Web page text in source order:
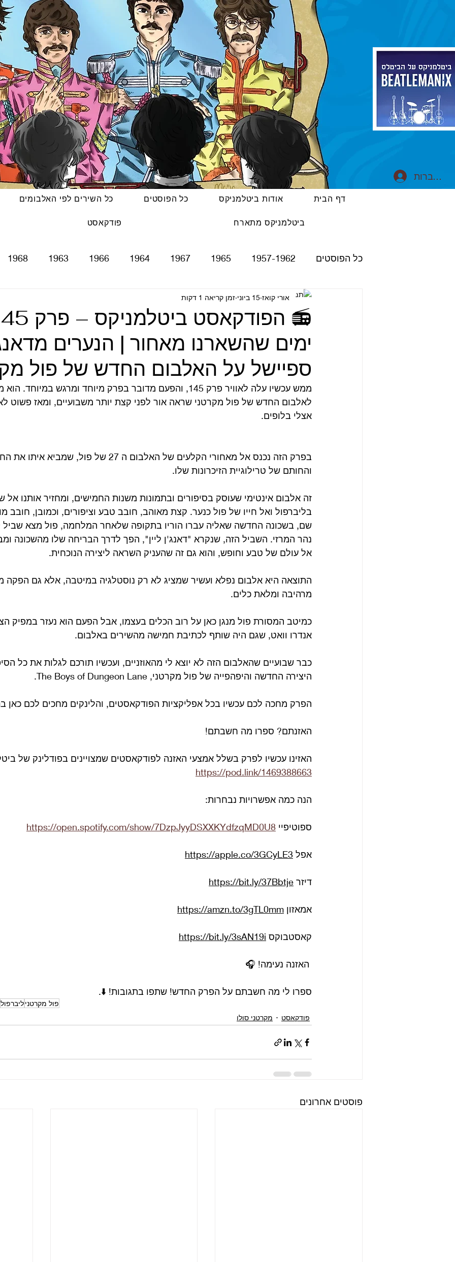
דף הבית אודות ביטלמניקס כל הפוסטים כל השירים לפי האלבומים
ביטלמניקס מתארח פודקאסט
כל הפוסטים 1957-1962
1965
1967
1964
1966
1963
1968
Please Please Me
With The Beatles
Rubber Soul
Revolver
Sgt. Pepper's Lonely Hearts Club Ba
Tour
The Beatles - White Album
Yellow Submarine
Abbey Road
Let It Be
קאברים
ימים שהשארנו מאחור | הנערים
ספיישל על האלבום החדש של פול
אורי קואז 15 ביוני זמן קריאה 1 דקות
ממש עכשיו עלה לאוויר פרק 145, והפעם מדובר בפרק מיוחד ומרגש במיוחד.
לאלבום החדש של פול מקרטני שראה אור לפני קצת יותר משבועיים, ומאז פשוט
אצלי בלופים.
בפרק הזה נכנס אל מאחורי הקלעים של האלבום ה 27 של פול,
והחותם של טרילוגיית הזיכרונות שלו.
זה אלבום אינטימי שעוסק בסיפורים ובתמונות משנות החמישים, ומחזיר אותנו אל
בליברפול ואל חייו של פול כנער. קצת מאוהב, חובב טבע וציפורים, וכמובן, חובב
שם, בשכונה החדשה שאליה עברו הוריו בתקופה שלאחר המלחמה, פול מצא שביל
נהר המרזי. השביל הזה, שנקרא "דאנג'ן ליין", הפך לדרך הבריחה שלו מהשכונה
אל עולם של טבע וחופש, והוא גם זה שהעניק השראה ליצירה הנוכחית.
התוצאה היא אלבום נפלא ועשיר שמציג לא רק נוסטלגיה במיטבה, אלא גם הפקה
מרהיבה ומלאת כלים.
כמיטב המסורת פול מנגן כאן על רוב הכלים בעצמו, אבל הפעם הוא נעזר במפיק
אנדרו וואט, שגם היה שותף לכתיבת חמישה מהשירים באלבום.
כבר שבועיים שהאלבום הזה לא יוצא לי מהאוזניים, ועכשיו תורכם לגלות את כל
היצירה החדשה והיפהפייה של פול מקרטני, The Boys of Dungeon Lane.
הפרק מחכה לכם עכשיו בכל אפליקציות הפודקאסטים, והלינקים מחכים לכם כאן
האזנתם? ספרו מה חשבתם!
האזינו עכשיו לפרק בשלל אמצעי האזנה לפודקאסטים שמצויינים בפודלינק של
https://pod.link/1469388663
הנה כמה אפשרויות נבחרות:
ספוטיפיי https://open.spotify.com/show/7DzpJyyDSXXKYdfzqMD0U8
אפל https://apple.co/3GCyLE3
דיזר https://bit.ly/37Bbtje
אמאזון https://amzn.to/3gTL0mm
קאסטבוקס https://bit.ly/3sAN19i
האזנה נעימה! 🎧
ספרו לי מה חשבתם על הפרק החדש! שתפו בתגובות! ⬇️.
פול מקרטניליברפול
פודקאסט
מקרטני סולו
פוסטים אחרונים